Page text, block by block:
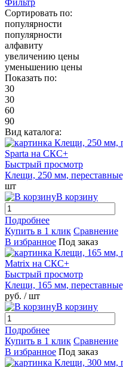
Сортировать по:
популярности
популярности
алфавиту
увеличению цены
уменьшению цены
Показать по:
30
30
60
90
Вид каталога:
Быстрый просмотр
Клещи, 250 мм,
шт
В корзину
Подробнее
Купить в 1 клик Сравнение
В избранное Под заказ
Быстрый просмотр
Клещи, 165 мм,
руб. / шт
В корзину
Подробнее
Купить в 1 клик Сравнение
В избранное Под заказ